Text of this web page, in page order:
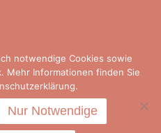
notwendige Cookies sowie
Mehr Informationen finden Sie
Nur Notwendige